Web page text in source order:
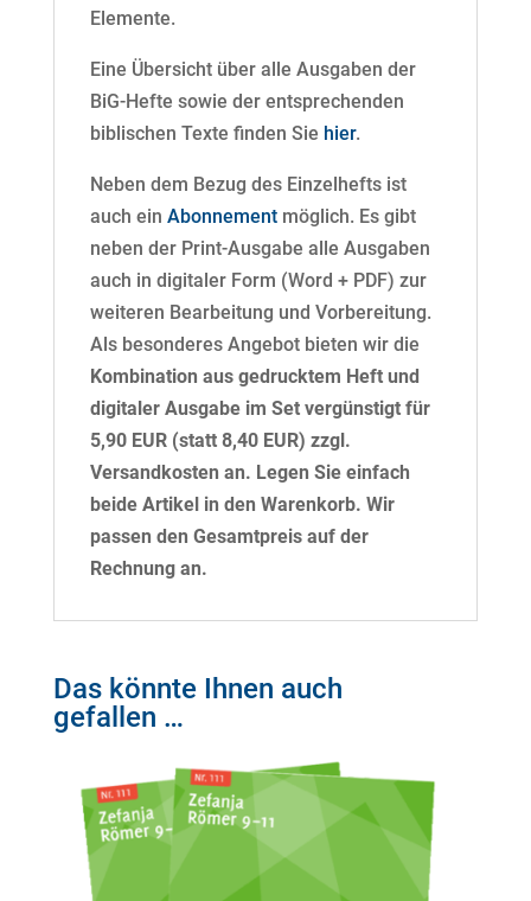
Elemente.
Eine Übersicht über alle Ausgaben der
BiG-Hefte sowie der entsprechenden
biblischen Texte finden Sie hier.
Neben dem Bezug des Einzelhefts ist
auch ein Abonnementmöglich. Es gibt
neben der Print-Ausgabe alle Ausgaben
auch in digitaler Form (Word + PDF) zur
weiteren Bearbeitung und Vorbereitung.
Als besonderes Angebot bieten wir die
Kombination aus gedrucktem Heft und
digitaler Ausgabe im Set vergünstigt für
5,90 EUR (statt 8,40 EUR) zzgl.
Versandkosten an. Legen Sie einfach
beide Artikel in den Warenkorb. Wir
passen den Gesamtpreis auf der
Rechnung an.
Das könnte Ihnen auch
gefallen …